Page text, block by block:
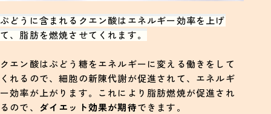
ぶどうに含まれるクエン酸はエネルギー効率を上げ
て、脂肪を燃焼させてくれます。
クエン酸はぶどう糖をエネルギーに変える働きをして
くれるので、細胞の新陳代謝が促進されて、エネルギ
ー効率が上がります。これにより脂肪燃焼が促進され
るので、
ダイエット効果が期待できます。